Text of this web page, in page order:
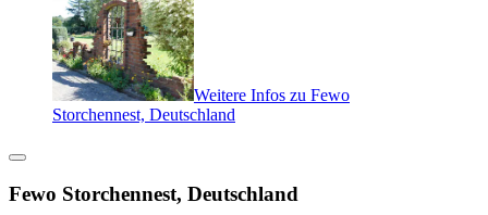
Weitere Infos zu Fewo
Storchennest, Deutschland
Fewo Storchennest, Deutschland